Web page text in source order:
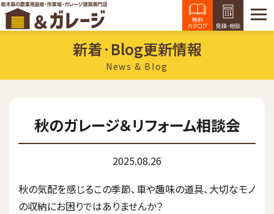
新着·Blog更新情報
News & Blog
秋のガレージ＆リフォーム相談会
2025.08.26
秋の気配を感じるこの季節、車や趣味の道具、大切なモノ
の収納にお困りではありませんか？